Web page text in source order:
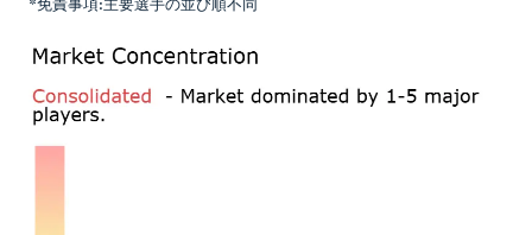
*免責事項:主要選手の並び順不同